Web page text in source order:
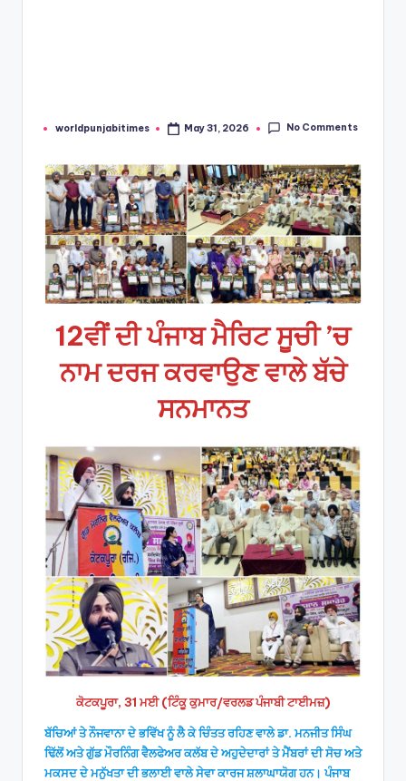
Posted
worldpunjabitimes May 31, 2026 No Comments
12ਵੀਂ ਦੀ ਪੰਜਾਬ ਮੈਰਿਟ ਸੂਚੀ ’ਚ
ਨਾਮ ਦਰਜ ਕਰਵਾਉਣ ਵਾਲੇ ਬੱਚੇ
ਸਨਮਾਨਤ
ਕੋਟਕਪੂਰਾ, 31 ਮਈ (ਟਿੰਕੂ ਕੁਮਾਰ/ਵਰਲਡ ਪੰਜਾਬੀ ਟਾਈਮਜ਼)
ਬੱਚਿਆਂ ਤੇ ਨੌਜਵਾਨਾ ਦੇ ਭਵਿੱਖ ਨੂੰ ਲੈ ਕੇ ਚਿੰਤਤ ਰਹਿਣ ਵਾਲੇ ਡਾ. ਮਨਜੀਤ ਸਿੰਘ
ਢਿੱਲੋਂ ਅਤੇ ਗੁੱਡ ਮੌਰਨਿੰਗ ਵੈਲਫੇਅਰ ਕਲੱਬ ਦੇ ਅਹੁਦੇਦਾਰਾਂ ਤੇ ਮੈਂਬਰਾਂ ਦੀ ਸੋਚ ਅਤੇ
ਮਕਸਦ ਦੇ ਮਨੁੱਖਤਾ ਦੀ ਭਲਾਈ ਵਾਲੇ ਸੇਵਾ ਕਾਰਜ ਸ਼ਲਾਘਾਯੋਗ ਹਨ। ਪੰਜਾਬ